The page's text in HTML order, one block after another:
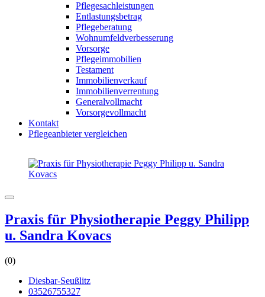
Pflegesachleistungen
Entlastungsbetrag
Pflegeberatung
Wohnumfeldverbesserung
Vorsorge
Pflegeimmobilien
Testament
Immobilienverkauf
Immobilienverrentung
Generalvollmacht
Vorsorgevollmacht
Kontakt
Pflegeanbieter vergleichen
Praxis für Physiotherapie Peggy Philipp
u. Sandra Kovacs
(0)
Diesbar-Seußlitz
03526755327